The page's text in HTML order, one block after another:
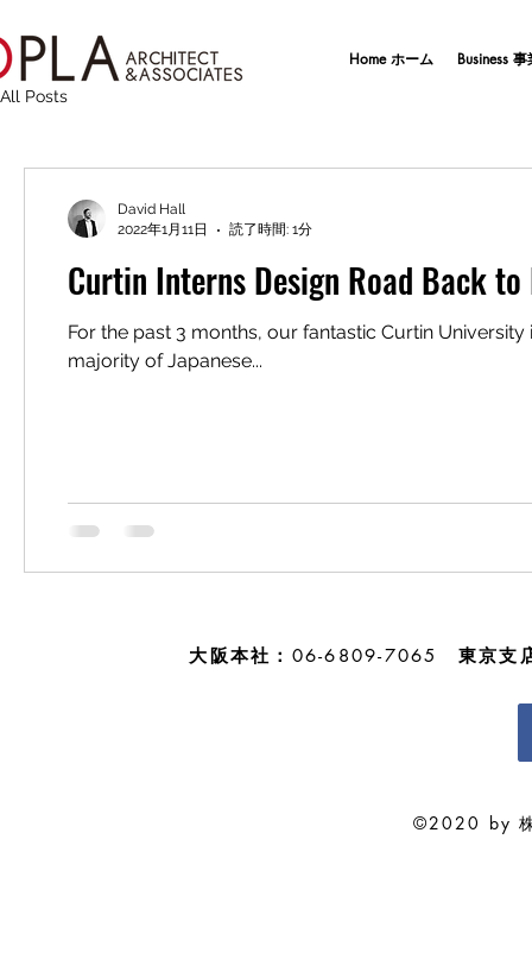
Home ホーム Business
All Posts
Curtin Interns Design Road Back to
For the past 3 months, our fantastic Curtin
majority of Japanese...
David Hall
2022年1月11日
読了時間: 1分
大阪本社： 06-6809-7065 東京支
©2020 by